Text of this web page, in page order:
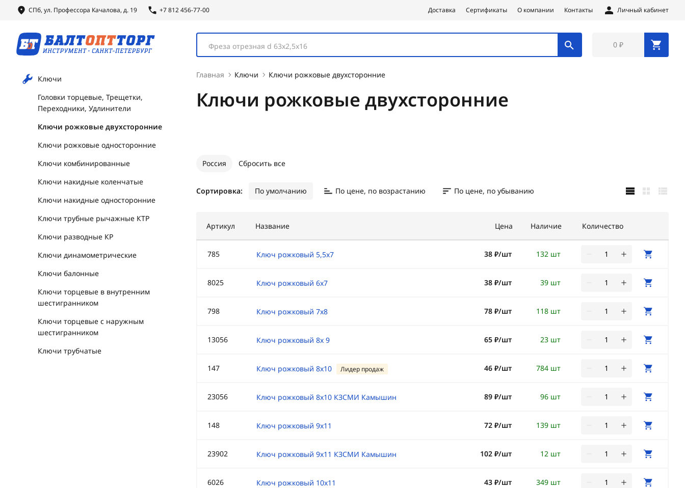
СПб, ул. Профессора Качалова, д. 19 +7 812 456-77-00 Доставка Сертификаты О компании Контакты Личный кабинет
Фреза отрезная d 63х2,5х16 0 ₽
Ключи
Головки торцевые, Трещетки,
Переходники, Удлинители
Ключи рожковые двухсторонние
Ключи рожковые односторонние
Ключи комбинированные
Ключи накидные коленчатые
Ключи накидные односторонние
Ключи трубные рычажные КТР
Ключи разводные КР
Ключи динамометрические
Ключи балонные
Ключи торцевые в внутренним
шестигранником
Ключи торцевые с наружным
шестигранником
Ключи трубчатые
Главная Ключи Ключи рожковые двухсторонние
Ключи рожковые двухсторонние
Россия Сбросить все
Сортировка: По умолчанию По цене, по возрастанию По цене, по убыванию
Артикул Название Цена Наличие Количество
785 Ключ рожковый 5,5х7 132 шт
38 ₽/шт
8025 Ключ рожковый 6х7 39 шт
38 ₽/шт
798 Ключ рожковый 7х8 118 шт
78 ₽/шт
13056 Ключ рожковый 8х 9 23 шт
65 ₽/шт
147 Ключ рожковый 8х10 Лидер продаж 784 шт
46 ₽/шт
23056 Ключ рожковый 8х10 КЗСМИ Камышин 96 шт
89 ₽/шт
148 Ключ рожковый 9х11 139 шт
72 ₽/шт
23902 Ключ рожковый 9х11 КЗСМИ Камышин 12 шт
102 ₽/шт
6026 Ключ рожковый 10х11 349 шт
43 ₽/шт